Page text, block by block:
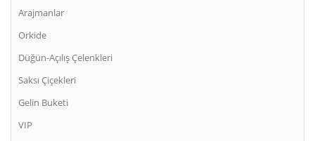
Arajmanlar
Orkide
Düğün-Açılış Çelenkleri
Saksı Çiçekleri
Gelin Buketi
VIP